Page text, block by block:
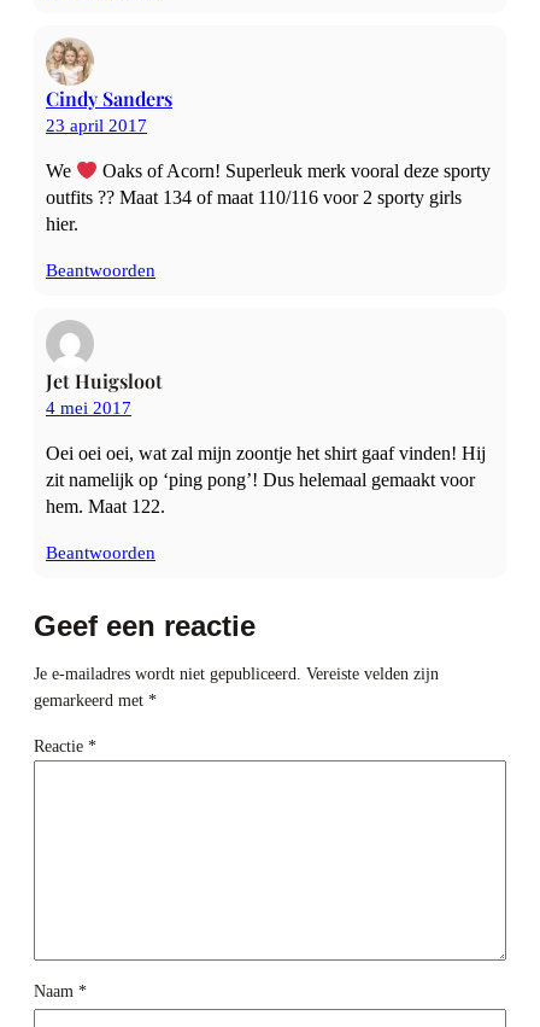
Cindy Sanders
23 april 2017
We
Oaks of Acorn! Superleuk merk vooral deze sporty
outfits ?? Maat 134 of maat 110/116 voor 2 sporty girls
hier.
Beantwoorden
Jet Huigsloot
4 mei 2017
Oei oei oei, wat zal mijn zoontje het shirt gaaf vinden! Hij
zit namelijk op ‘ping pong’! Dus helemaal gemaakt voor
hem. Maat 122.
Beantwoorden
Geef een reactie
Je e-mailadres wordt niet gepubliceerd. Vereiste velden zijn
gemarkeerd met *
Reactie *
Naam *